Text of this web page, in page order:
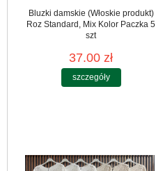
Bluzki damskie (Włoskie produkt)
Roz Standard, Mix Kolor Paczka 5
szt
37.00 zł
szczegóły